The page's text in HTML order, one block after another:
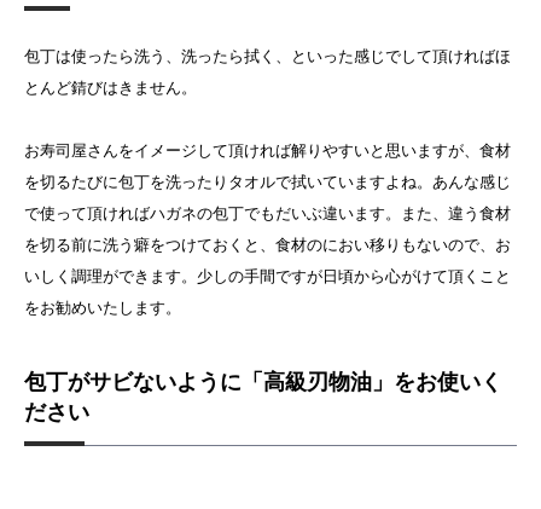
包丁は使ったら洗う、洗ったら拭く、といった感じでして頂ければほ
とんど錆びはきません。
お寿司屋さんをイメージして頂ければ解りやすいと思いますが、食材
を切るたびに包丁を洗ったりタオルで拭いていますよね。あんな感じ
で使って頂ければハガネの包丁でもだいぶ違います。また、違う食材
を切る前に洗う癖をつけておくと、食材のにおい移りもないので、お
いしく調理ができます。少しの手間ですが日頃から心がけて頂くこと
をお勧めいたします。
包丁がサビないように「高級刃物油」をお使いく
ださい